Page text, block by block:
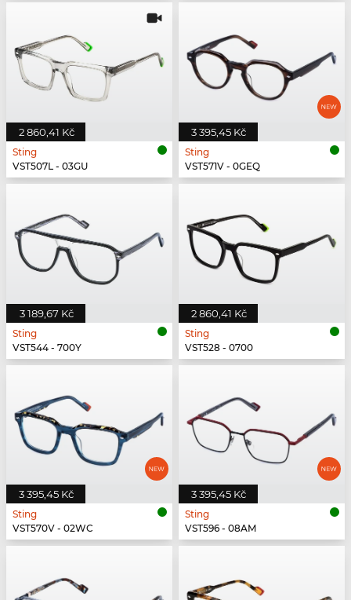
2 860,41 Kč
Sting
VST507L - 03GU
3 395,45 Kč
Sting
VST571V - 0GEQ
3 189,67 Kč
Sting
VST544 - 700Y
2 860,41 Kč
Sting
VST528 - 0700
3 395,45 Kč
Sting
VST570V - 02WC
3 395,45 Kč
Sting
VST596 - 08AM